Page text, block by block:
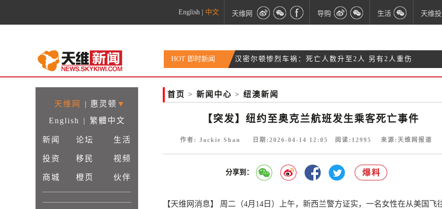
English 中文 天维网 导购 生活 天维
HOT 即时新闻
汉密尔顿惨烈车祸：死亡人数升至2人 另有2人重伤
调查报告
【“韦亚努”来袭】奥克兰解除气旋预警：风暴转向外
海
天维网 | 惠灵顿 ▼
English
| 繁體中文
新闻 论坛 生活
投资 移民 视频
商城 橙页 伙伴
首页 > 新闻中心 > 纽澳新闻
【突发】纽约至奥克兰航班发生乘客死亡事件
作者: Jackie Shan 日期:2026-04-14 12:05 阅读: 12995 来源:天维网报道
分享到：
【天维网消息】 周二（4月14日）上午，新西兰警方证实，一名女性在从美国飞